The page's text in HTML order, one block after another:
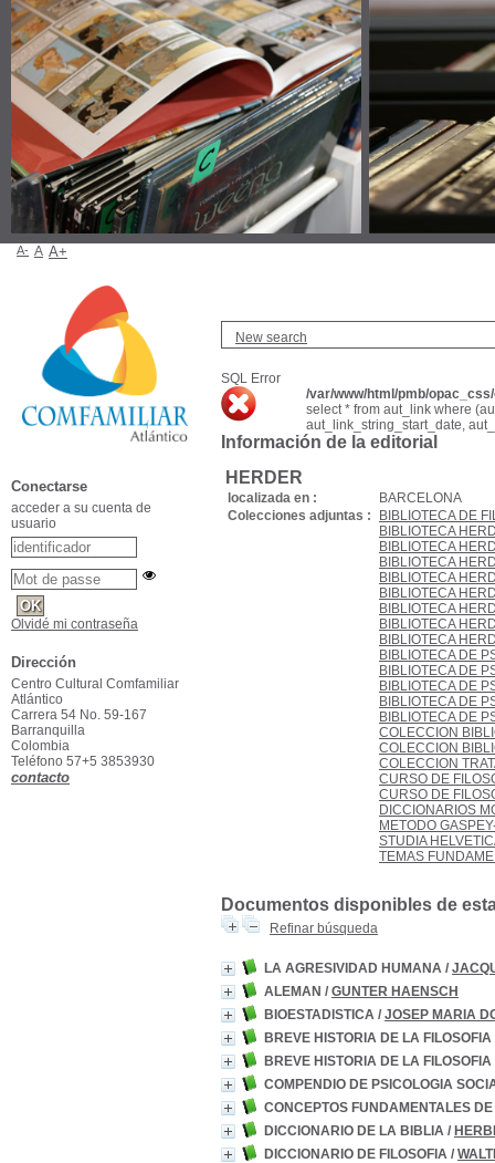
New search
SQL Error
/var/www/html/pmb/
select * from aut_link where
aut_link_string_start_date,
Información de la editorial
HERDER
localizada en :
BARCELONA
Colecciones adjuntas :
BIBLIOTECA DE
BIBLIOTECA
BIBLIOTECA
BIBLIOTECA
BIBLIOTECA
BIBLIOTECA
BIBLIOTECA
BIBLIOTECA
BIBLIOTECA
BIBLIOTECA DE
BIBLIOTECA DE
BIBLIOTECA DE
BIBLIOTECA DE
BIBLIOTECA DE
COLECCION
COLECCION
COLECCION
CURSO DE
CURSO DE
DICCIONARIOS
METODO
STUDIA
TEMAS
Documentos disponibles de
Refinar búsqueda
LA AGRESIVIDAD HUMANA /
ALEMAN / GUNTER HAENSCH
BIOESTADISTICA / JOSEP MARIA
BREVE HISTORIA DE LA FILOSOFIA
BREVE HISTORIA DE LA FILOSOFIA
COMPENDIO DE PSICOLOGIA
CONCEPTOS FUNDAMENTALES
DICCIONARIO DE LA BIBLIA /
DICCIONARIO DE FILOSOFIA /
A- A A+
Conectarse
acceder a su cuenta de
usuario
Olvidé mi contraseña
Dirección
Centro Cultural Comfamiliar
Atlántico
Carrera 54 No. 59-167
Barranquilla
Colombia
Teléfono 57+5 3853930
contacto